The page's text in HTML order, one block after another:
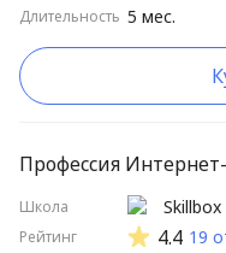
Длительность 5 мес.
Профессия
Школа
Рейтинг
Skillbox
4.4 19